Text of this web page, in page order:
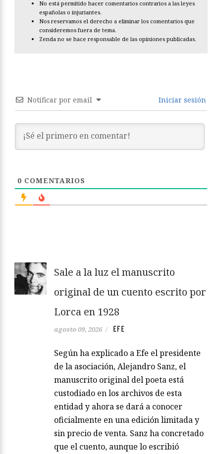
No está permitido hacer comentarios contrarios a las leyes
españolas o injuriantes.
Nos reservamos el derecho a eliminar los comentarios que
consideremos fuera de tema.
Zenda no se hace responsable de las opiniones publicadas.
Notificar por email Iniciar sesión
0 COMENTARIOS
Sale a la luz el manuscrito
original de un cuento escrito por
Lorca en 1928
agosto 09, 2026 / EFE
Según ha explicado a Efe el presidente
de la asociación, Alejandro Sanz, el
manuscrito original del poeta está
custodiado en los archivos de esta
entidad y ahora se dará a conocer
oficialmente en una edición limitada y
sin precio de venta. Sanz ha concretado
que el cuento, aunque lo escribió